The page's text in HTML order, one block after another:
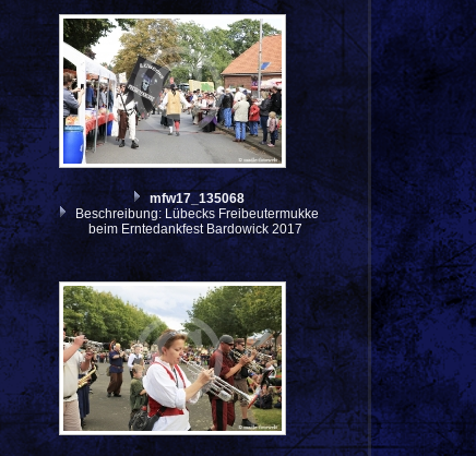
mfw17_135068
Beschreibung: Lübecks Freibeutermukke
beim Erntedankfest Bardowick 2017